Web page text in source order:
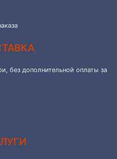
без дополнительной оплаты за